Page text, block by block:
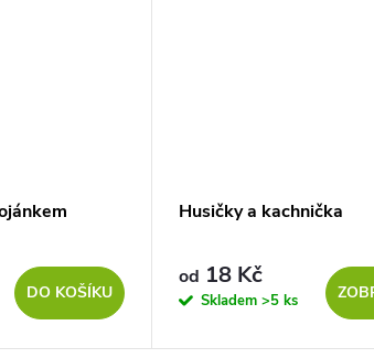
DO KOŠÍKU
Husičky a kachnička
od 18 Kč
Skladem >5 ks